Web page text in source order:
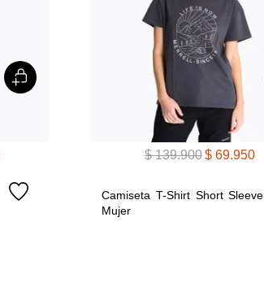
$ 139.900$ 69.950
Camiseta T-Shirt Short Sleeve
Mujer